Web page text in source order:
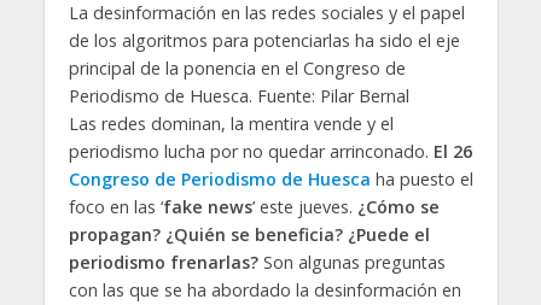
La desinformación en las redes sociales y el papel
de los algoritmos para potenciarlas ha sido el eje
principal de la ponencia en el Congreso de
Periodismo de Huesca. Fuente: Pilar Bernal
Las redes dominan, la mentira vende y el
periodismo lucha por no quedar arrinconado. El 26
Congreso de Periodismo de Huesca ha puesto el
foco en las ‘fake news’ este jueves. ¿Cómo se
propagan? ¿Quién se beneficia? ¿Puede el
periodismo frenarlas?Son algunas preguntas
con las que se ha abordado la desinformación en